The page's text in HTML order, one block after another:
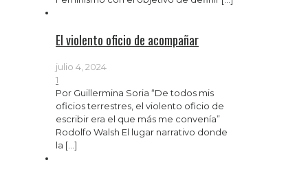
El violento oficio de acompañar
julio 4, 2024
1
Por Guillermina Soria “De todos mis
oficios terrestres, el violento oficio de
escribir era el que más me convenía”
Rodolfo Walsh El lugar narrativo donde
la […]